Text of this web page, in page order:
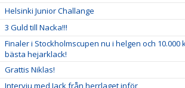
Helsinki Junior Challange
3 Guld till Nacka!!!
Finaler i Stockholmscupen nu i helgen och 10.000
bästa hejarklack!
Grattis Niklas!
Intervju med Jack från herrlaget inför